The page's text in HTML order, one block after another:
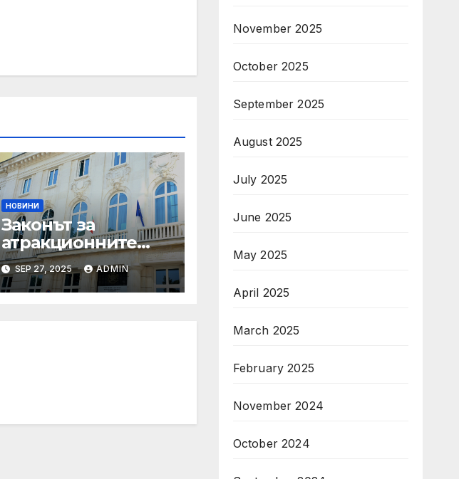
НОВИНИ
Законът за
атракционните
услуги е
публикуван за
обществено
SEP 27, 2025 ADMIN
November 2025
October 2025
September 2025
August 2025
July 2025
June 2025
May 2025
April 2025
March 2025
February 2025
November 2024
October 2024